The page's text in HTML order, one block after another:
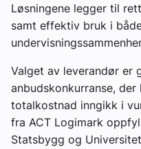
Løsningene legger til
samt effektiv bruk i
Valget av leverandør er
anbudskonkurranse,
totalkostnad inngikk i
fra ACT Logimark
Statsbygg og